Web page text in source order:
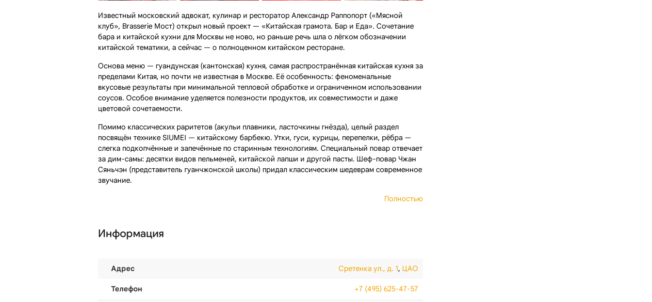
Известный московский адвокат, кулинар и ресторатор Александр Раппопорт («Мясной
клуб», Brasserie Мост) открыл новый проект — «Китайская грамота. Бар и Еда». Сочетание
бара и китайской кухни для Москвы не ново, но раньше речь шла о лёгком обозначении
китайской тематики, а сейчас — о полноценном китайском ресторане.
Основа меню — гуандунская (кантонская) кухня, самая распространённая китайская кухня за
пределами Китая, но почти не известная в Москве. Её особенность: феноменальные
вкусовые результаты при минимальной тепловой обработке и ограниченном использовании
соусов. Особое внимание уделяется полезности продуктов, их совместимости и даже
цветовой сочетаемости.
Помимо классических раритетов (акульи плавники, ласточкины гнёзда), целый раздел
посвящён технике SIUMEI — китайскому барбекю. Утки, гуси, курицы, перепелки, рёбра —
слегка подкопчённые и запечённые по старинным технологиям. Специальный повар отвечает
за дим-самы: десятки видов пельменей, китайской лапши и другой пасты. Шеф-повар Чжан
Сяньчэн (представитель гуанчжонской школы) придал классическим шедеврам современное
звучание.
Полностью
Информация
Адрес Сретенка ул., д. 1, ЦАО
Телефон +7 (495) 625-47-57